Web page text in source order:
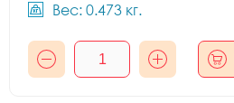
Вес: 0.473 кг.